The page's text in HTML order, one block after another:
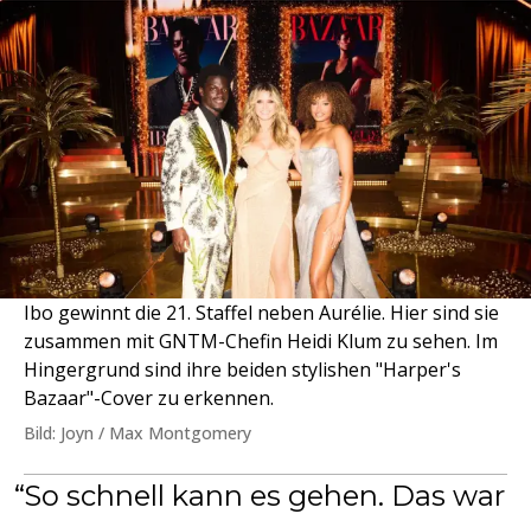
Ibo gewinnt die 21. Staffel neben Aurélie. Hier sind sie
zusammen mit GNTM-Chefin Heidi Klum zu sehen. Im
Hingergrund sind ihre beiden stylishen "Harper's
Bazaar"-Cover zu erkennen.
Bild: Joyn / Max Montgomery
So schnell kann es gehen. Das war